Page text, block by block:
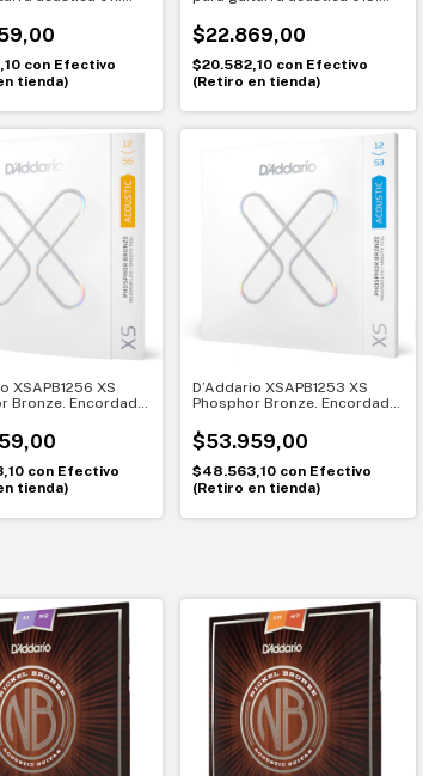
con Efectivo
tienda)
proyección
$22.869,00
$20.582,10 con Efectivo
(Retiro en tienda)
XSAPB1256 XS
Bronze. Encordado
con Efectivo
tienda)
D’Addario XSAPB1253 XS
Phosphor Bronze. Encordado
053. Light
$53.959,00
$48.563,10 con Efectivo
(Retiro en tienda)